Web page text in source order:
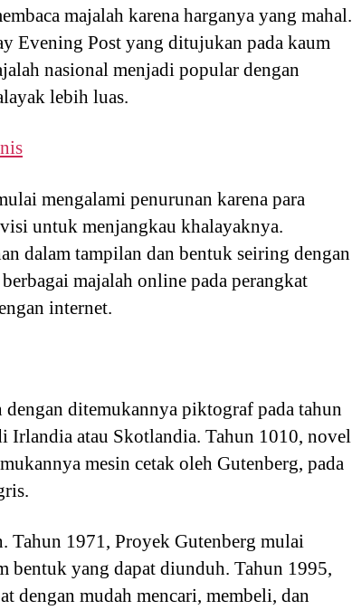
majalah karena harganya yang mahal.
Evening Post yang ditujukan pada kaum
nasional menjadi popular dengan
lebih luas.
mengalami penurunan karena para
untuk menjangkau khalayaknya.
dalam tampilan dan bentuk seiring dengan
majalah online pada perangkat
internet.
dengan ditemukannya piktograf pada tahun
atau Skotlandia. Tahun 1010, novel
mesin cetak oleh Gutenberg, pada
Tahun 1971, Proyek Gutenberg mulai
bentuk yang dapat diunduh. Tahun 1995,
dengan mudah mencari, membeli, dan